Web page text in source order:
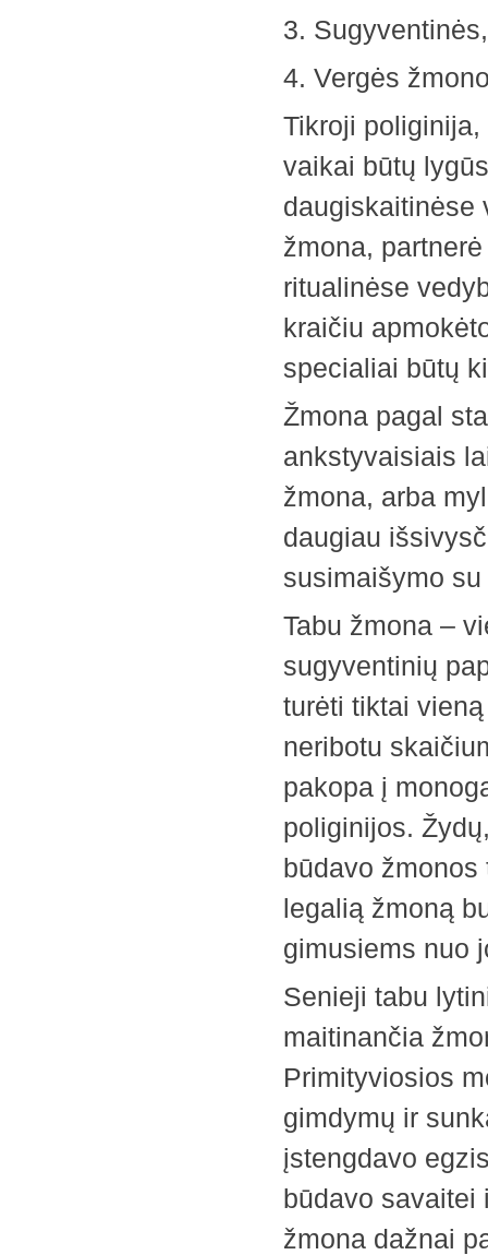
3.
4. Vergės
Tikroji
vaikai būtų
daugiskaitinėse
žmona,
ritualinėse
kraičiu
specialiai būtų
Žmona pagal
ankstyvaisiais
žmona, arba
daugiau
susimaišymo
Tabu žmona –
sugyventinių
turėti tiktai
neribotu
pakopa į
poliginijos.
būdavo
legalią žmoną
gimusiems nuo
Senieji tabu
maitinančia
Primityviosios
gimdymų ir
įstengdavo
būdavo savaitei
žmona dažnai